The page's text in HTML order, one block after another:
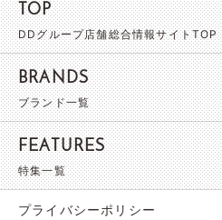
TOP
DDグループ店舗総合情報サイトTOP
BRANDS
ブランド一覧
FEATURES
特集一覧
プライバシーポリシー